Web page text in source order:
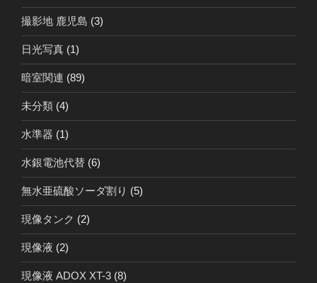
撮影地 鹿児島 (3)
日光写真 (1)
暗室関連 (89)
未分類 (4)
水準器 (1)
水銀電池代替 (6)
無水亜硫酸ソーダ割り (5)
現像タンク (2)
現像液 (2)
現像液 ADOX XT-3 (8)